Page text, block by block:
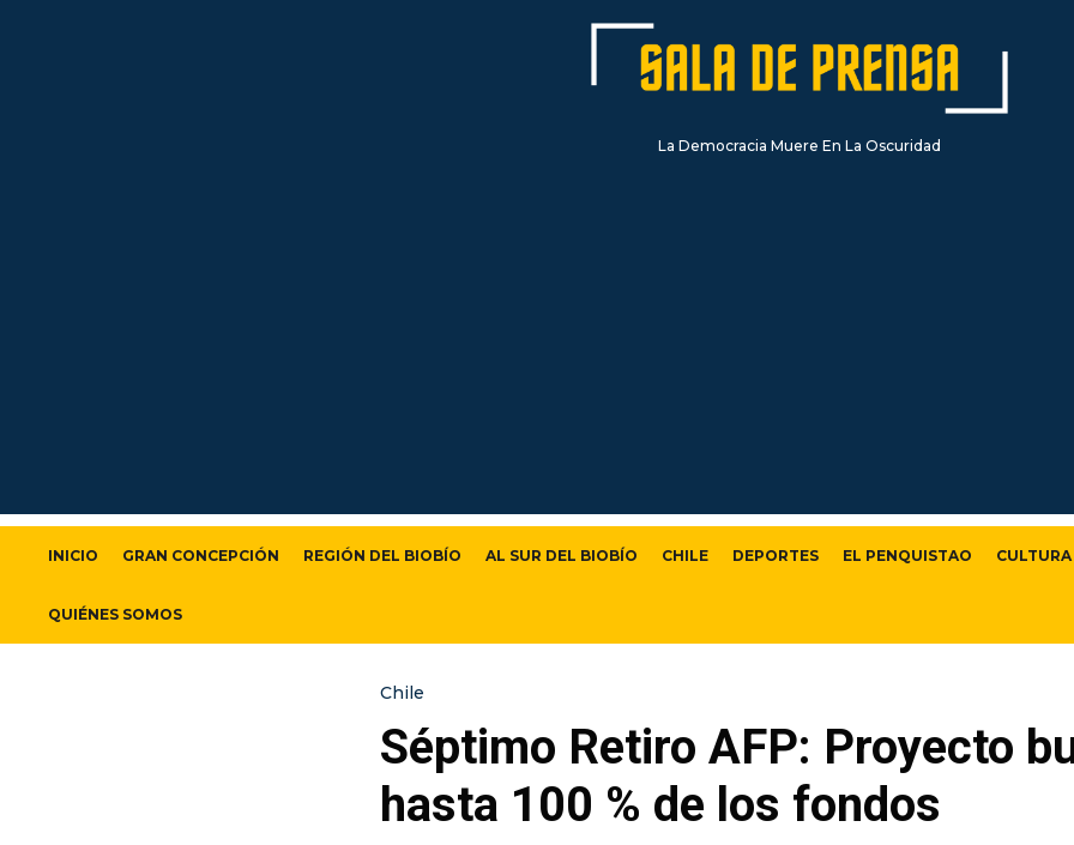
La Democracia Muere En La Oscuridad
INICIO GRAN CONCEPCIÓN REGIÓN DEL BIOBÍO AL SUR DEL BIOBÍO CHILE DEPORTES EL PENQUISTAO CULTURA
QUIÉNES SOMOS
Chile
Séptimo Retiro AFP: Proyecto
hasta 100 % de los fondos